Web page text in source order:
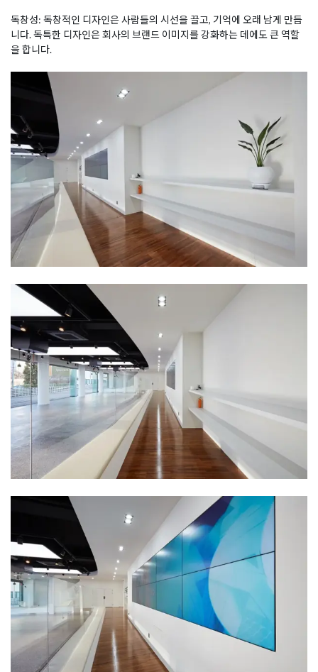
독창성: 독창적인 디자인은 사람들의 시선을 끌고, 기억에 오래 남게 만듭
니다. 독특한 디자인은 회사의 브랜드 이미지를 강화하는 데에도 큰 역할
을 합니다.